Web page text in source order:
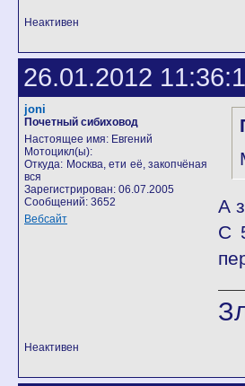
Неактивен
26.01.2012
joni
Почетный сибиховод
Настоящее имя: Евгений
Мотоцикл(ы):
Откуда: Москва, ети её, закопчёная
вся
Зарегистрирован: 06.07.2005
Сообщений: 3652
Вебсайт
А
С
Неактивен